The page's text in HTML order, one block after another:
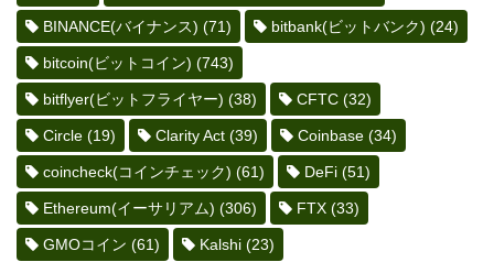
BINANCE(バイナンス) (71) bitbank(ビットバンク) (24)
bitcoin(ビットコイン) (743)
bitflyer(ビットフライヤー) (38) CFTC (32)
Circle (19) Clarity Act (39) Coinbase (34)
coincheck(コインチェック) (61) DeFi (51)
Ethereum(イーサリアム) (306) FTX (33)
GMOコイン (61) Kalshi (23)